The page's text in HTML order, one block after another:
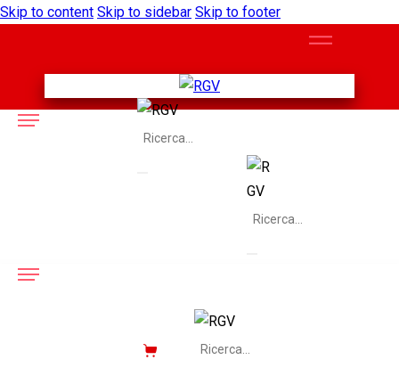
Skip to content Skip to sidebar Skip to footer